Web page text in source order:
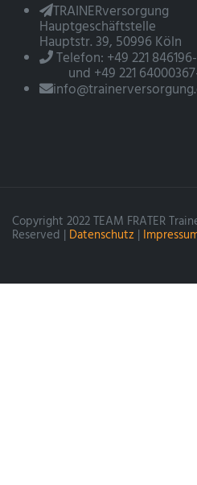
TRAINERversorgung
Hauptgeschäftstelle
Hauptstr. 39, 50996 Köln
Telefon: +49 221
und +49 221
Copyright 2022 TEAM FRATER
Reserved | Datenschutz |